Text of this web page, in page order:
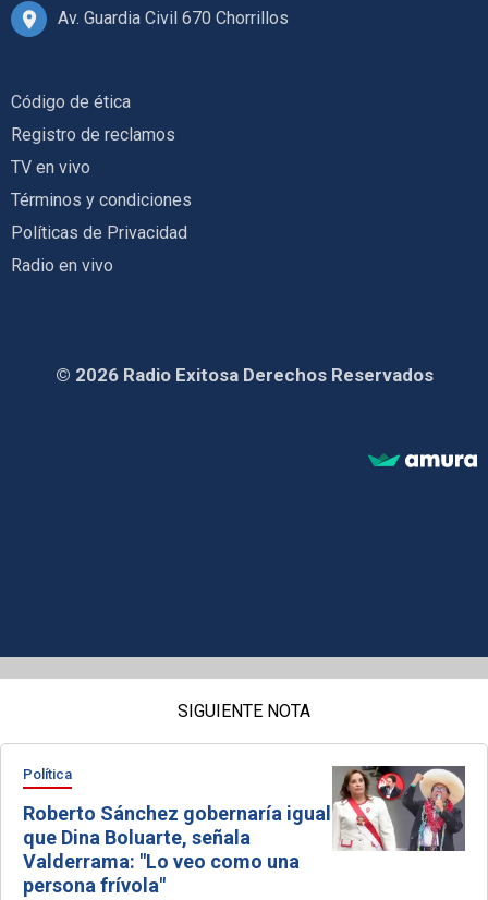
Av. Guardia Civil 670 Chorrillos
Código de ética
Registro de reclamos
TV en vivo
Términos y condiciones
Políticas de Privacidad
Radio en vivo
© 2026 Radio Exitosa Derechos Reservados
SIGUIENTE NOTA
Política
Roberto Sánchez gobernaría igual
que Dina Boluarte, señala
Valderrama: "Lo veo como una
persona frívola"